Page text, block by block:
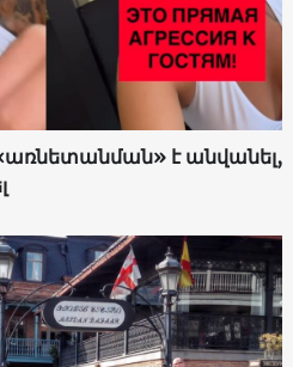
«առնետանման» է անվանել,